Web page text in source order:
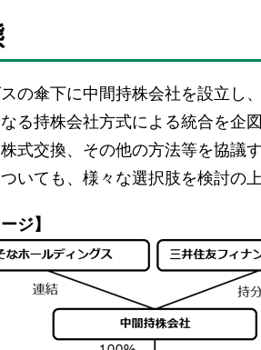
の傘下に中間持株会社を設立し
る持株会社方式による統合を企
式交換、その他の方法等を協議
いても、様々な選択肢を検討の
ジ】